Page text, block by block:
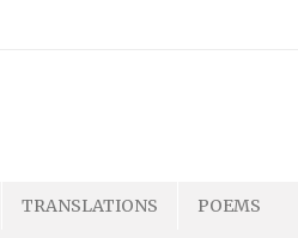
TRANSLATIONS POEMS